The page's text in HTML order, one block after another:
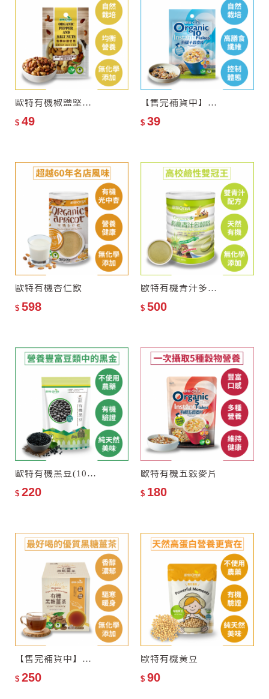
歐特有機椒鹽堅果(隨手包)
$ 49
【售完補貨中】歐特有機十穀麥片(隨手包)
$ 39
歐特有機杏仁飲
$ 598
歐特有機青汁多穀奶(罐裝)
$ 500
歐特有機黑豆(1000g)
$ 220
歐特有機五穀麥片
$ 180
【售完補貨中】歐特有機黑糖薑茶
$ 250
歐特有機黃豆
$ 90